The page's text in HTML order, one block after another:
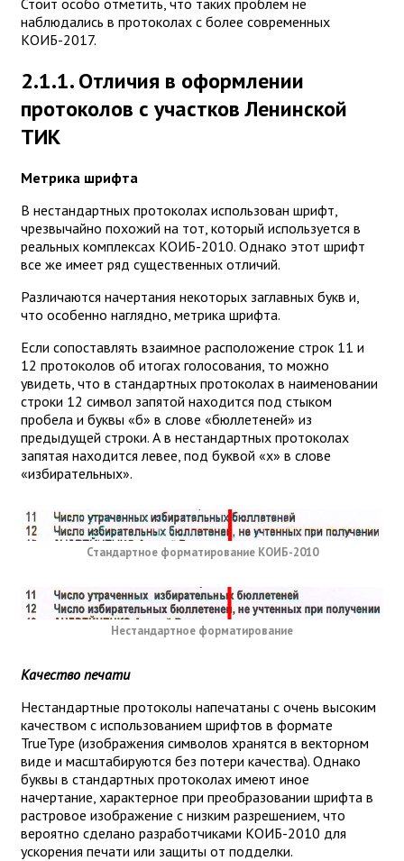
наблюдались в протоколах с более современных
КОИБ-2017.
2.1.1. Отличия в оформлении
протоколов с участков Ленинской
ТИК
Метрика шрифта
В нестандартных протоколах использован шрифт,
чрезвычайно похожий на тот, который используется в
реальных комплексах КОИБ-2010. Однако этот шрифт
все же имеет ряд существенных отличий.
Различаются начертания некоторых заглавных букв и,
что особенно наглядно, метрика шрифта.
Если сопоставлять взаимное расположение строк 11 и
12 протоколов об итогах голосования, то можно
увидеть, что в стандартных протоколах в наименовании
строки 12 символ запятой находится под стыком
пробела и буквы «б» в слове «бюллетеней» из
предыдущей строки. А в нестандартных протоколах
запятая находится левее, под буквой «х» в слове
«избирательных».
Стандартное форматирование КОИБ-2010
Нестандартное форматирование
Качество печати
Нестандартные протоколы напечатаны с очень высоким
качеством с использованием шрифтов в формате
TrueType (изображения символов хранятся в векторном
виде и масштабируются без потери качества). Однако
буквы в стандартных протоколах имеют иное
начертание, характерное при преобразовании шрифта в
растровое изображение с низким разрешением, что
вероятно сделано разработчиками КОИБ-2010 для
ускорения печати или защиты от подделки.